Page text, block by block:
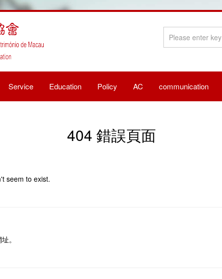
Service Education Policy AC communication
404 錯誤頁面
seem to exist.
。